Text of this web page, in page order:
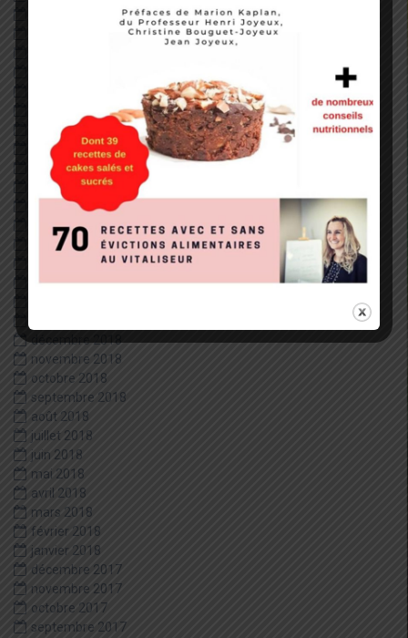
avril 2020
février 2020
janvier 2020
décembre 2019
juillet 2019
juin 2019
mai 2019
mars 2019
décembre 2018
novembre 2018
octobre 2018
septembre 2018
août 2018
juillet 2018
juin 2018
mai 2018
avril 2018
mars 2018
février 2018
janvier 2018
décembre 2017
novembre 2017
octobre 2017
septembre 2017